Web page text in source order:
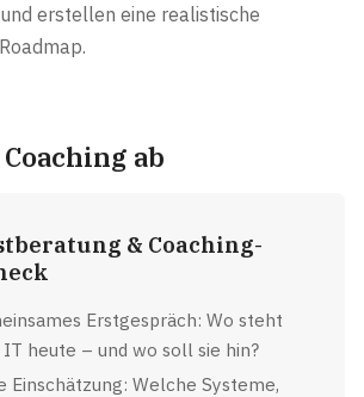
erstellen eine realistische
ab
& Coaching-
Erstgespräch: Wo steht
heute – und wo soll sie hin?
Einschätzung: Welche Systeme,